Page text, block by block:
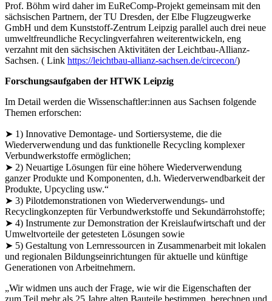
Prof. Böhm wird daher im EuReComp-Projekt gemeinsam mit den
sächsischen Partnern, der TU Dresden, der Elbe Flugzeugwerke
GmbH und dem Kunststoff-Zentrum Leipzig parallel auch drei neue
umweltfreundliche Recyclingverfahren weiterentwickeln, eng
verzahnt mit den sächsischen Aktivitäten der Leichtbau-Allianz-
Sachsen. ( Link https://leichtbau-allianz-sachsen.de/circecon/)
Forschungsaufgaben der HTWK Leipzig
Im Detail werden die Wissenschaftler:innen aus Sachsen folgende
Themen erforschen:
➤ 1) Innovative Demontage- und Sortiersysteme, die die
Wiederverwendung und das funktionelle Recycling komplexer
Verbundwerkstoffe ermöglichen;
➤ 2) Neuartige Lösungen für eine höhere Wiederverwendung
ganzer Produkte und Komponenten, d.h. Wiederverwendbarkeit der
Produkte, Upcycling usw.“
➤ 3) Pilotdemonstrationen von Wiederverwendungs- und
Recyclingkonzepten für Verbundwerkstoffe und Sekundärrohstoffe;
➤ 4) Instrumente zur Demonstration der Kreislaufwirtschaft und der
Umweltvorteile der getesteten Lösungen sowie
➤ 5) Gestaltung von Lernressourcen in Zusammenarbeit mit lokalen
und regionalen Bildungseinrichtungen für aktuelle und künftige
Generationen von Arbeitnehmern.
„Wir widmen uns auch der Frage, wie wir die Eigenschaften der